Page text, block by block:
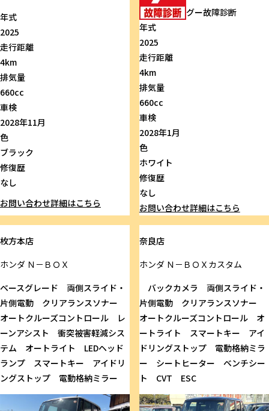
年式
2025
走行距離
4km
排気量
660cc
車検
2028年11月
色
ブラック
修復歴
なし
お問い合わせ詳細はこちら
グー故障診断
年式
2025
走行距離
4km
排気量
660cc
車検
2028年1月
色
ホワイト
修復歴
なし
お問い合わせ詳細はこちら
枚方本店
ホンダ Ｎ－ＢＯＸ
ベースグレード 両側スライド・
片側電動 クリアランスソナー
オートクルーズコントロール レ
ーンアシスト 衝突被害軽減シス
テム オートライト LEDヘッド
ランプ スマートキー アイドリ
ングストップ 電動格納ミラー
奈良店
ホンダＮ－ＢＯＸカスタム
バックカメラ 両側スライド・
片側電動 クリアランスソナー
オートクルーズコントロール オ
ートライト スマートキー アイ
ドリングストップ 電動格納ミラ
ー シートヒーター ベンチシー
ト CVT ESC